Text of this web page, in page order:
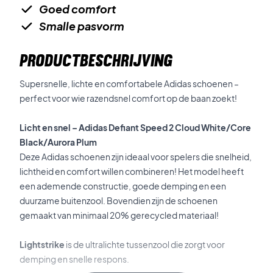
Goed comfort
Smalle pasvorm
PRODUCTBESCHRIJVING
Supersnelle, lichte en comfortabele Adidas schoenen –
perfect voor wie razendsnel comfort op de baan zoekt!
Licht en snel – Adidas Defiant Speed 2 Cloud White/Core
Black/Aurora Plum
Deze Adidas schoenen zijn ideaal voor spelers die snelheid,
lichtheid en comfort willen combineren! Het model heeft
een ademende constructie, goede demping en een
duurzame buitenzool. Bovendien zijn de schoenen
gemaakt van minimaal 20% gerecycled materiaal!
Lightstrike is de ultralichte tussenzool die zorgt voor
demping en snelle respons.